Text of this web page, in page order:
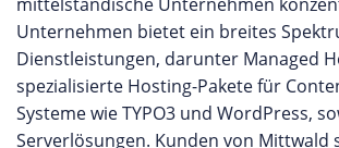
Unternehmen bietet ein breites
Dienstleistungen, darunter Managed
spezialisierte Hosting-Pakete für
Systeme wie TYPO3 und WordPress,
Serverlösungen. Kunden von Mittwald